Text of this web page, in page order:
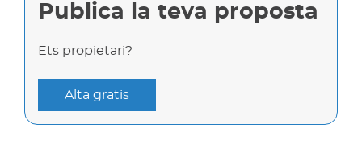
Publica la teva proposta
Ets propietari?
Alta gratis